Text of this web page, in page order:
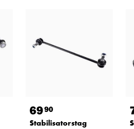
6990
Stabilisatorstag